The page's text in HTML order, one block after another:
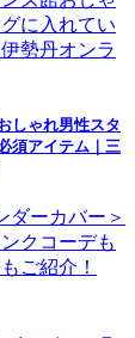
しゃれ男性スタ
須アイテム｜三